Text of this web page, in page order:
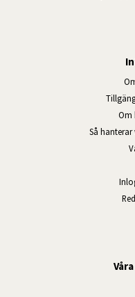
Om
Så